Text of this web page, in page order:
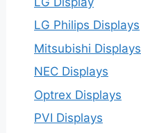
LG Philips Displays
Mitsubishi Displays
NEC Displays
Optrex Displays
PVI Displays